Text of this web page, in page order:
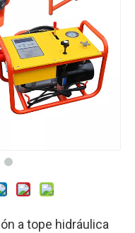
a tope hidráulica